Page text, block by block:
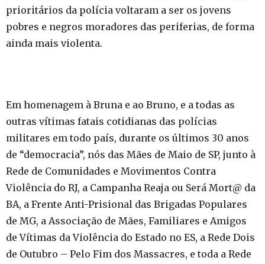
prioritários da polícia voltaram a ser os jovens
pobres e negros moradores das periferias, de forma
ainda mais violenta.
Em homenagem à Bruna e ao Bruno, e a todas as
outras vítimas fatais cotidianas das polícias
militares em todo país, durante os últimos 30 anos
de “democracia”, nós das Mães de Maio de SP, junto à
Rede de Comunidades e Movimentos Contra
Violência do RJ, a Campanha Reaja ou Será Mort@ da
BA, a Frente Anti-Prisional das Brigadas Populares
de MG, a Associação de Mães, Familiares e Amigos
de Vítimas da Violência do Estado no ES, a Rede Dois
de Outubro – Pelo Fim dos Massacres, e toda a Rede